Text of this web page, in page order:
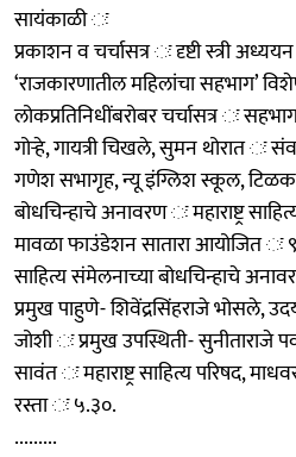
सायंकाळी ः
प्रकाशन व चर्चासत्र ः दृष्टी स्त्री
‘राजकारणातील महिलांचा सहभाग’
लोकप्रतिनिधींबरोबर चर्चासत्र ः
गोऱ्हे, गायत्री चिखले, सुमन थोरात ः
गणेश सभागृह, न्यू इंग्लिश स्कूल,
बोधचिन्हाचे अनावरण ः महाराष्ट्र
मावळा फाउंडेशन सातारा आयोजित ः
साहित्य संमेलनाच्या बोधचिन्हाचे
प्रमुख पाहुणे- शिवेंद्रसिंहराजे भोसले,
जोशी ः प्रमुख उपस्थिती- सुनीताराजे
सावंत ः महाराष्ट्र साहित्य परिषद,
रस्ता ः ५.३०.
.........